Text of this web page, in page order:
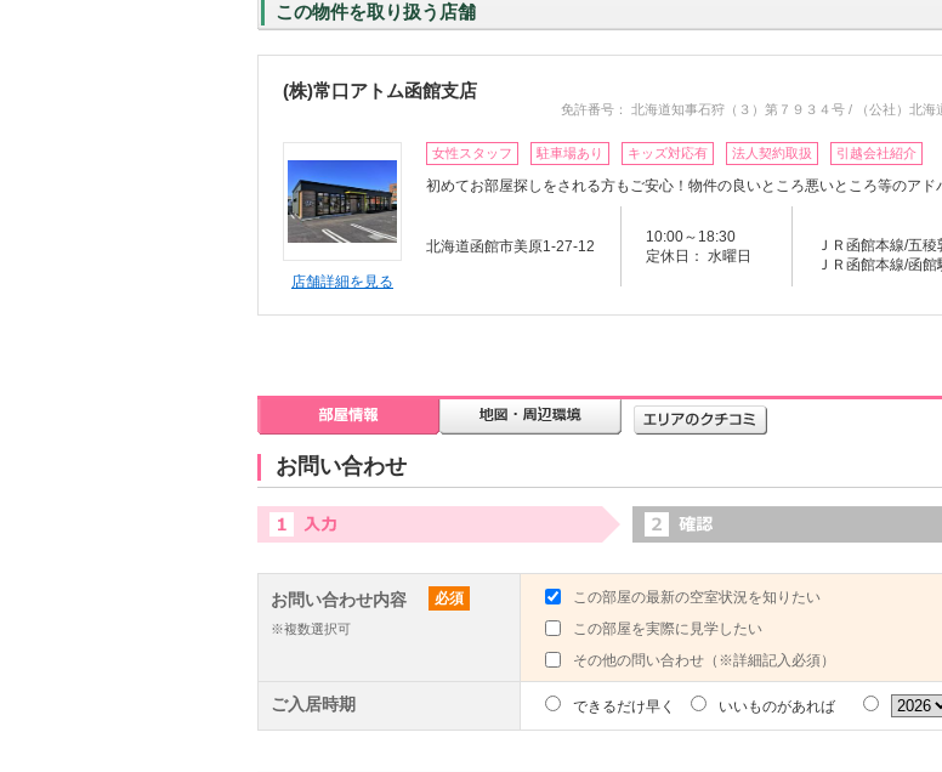
この物件を取り扱う店舗
(株)常口アトム函館支店
免許番号： 北海道知事石狩（３）第７９３４号 / （公社）北
店舗詳細を見る
女性スタッフ 駐車場あり キッズ対応有 法人契約取扱 引越会社紹介
初めてお部屋探しをされる方もご安心！物件の良いところ悪いところ等のアド
北海道函館市美原1-27-12
10:00～18:30
定休日： 水曜日
ＪＲ函館本線/五
ＪＲ函館本線/函
お問い合わせ
お問い合わせ内容 必須
※複数選択可
この部屋の最新の空室状況を知りたい
この部屋を実際に見学したい
その他の問い合わせ（※詳細記入必須）
ご入居時期 できるだけ早く いいものがあれば